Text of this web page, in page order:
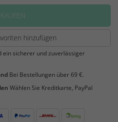
KAUFEN
hinzufügen
ein sicherer und zuverlässiger
Bei Bestellungen über 69 €.
Wählen Sie Kreditkarte, PayPal